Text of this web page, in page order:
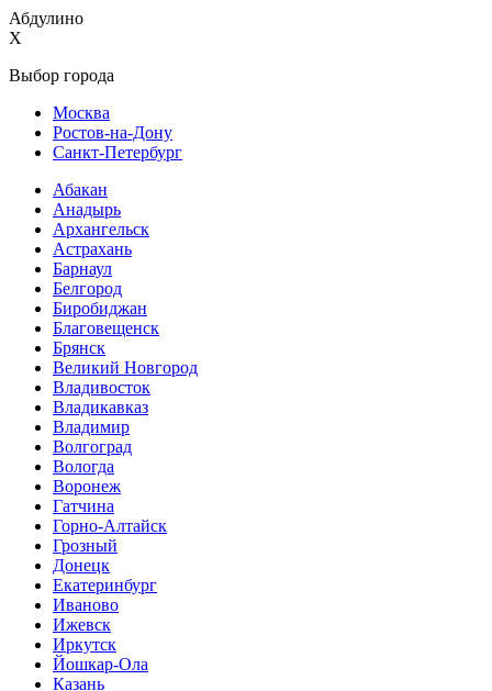
Абдулино
X
Выбор города
Москва
Ростов-на-Дону
Санкт-Петербург
Абакан
Анадырь
Архангельск
Астрахань
Барнаул
Белгород
Биробиджан
Благовещенск
Брянск
Великий Новгород
Владивосток
Владикавказ
Владимир
Волгоград
Вологда
Воронеж
Гатчина
Горно-Алтайск
Грозный
Донецк
Екатеринбург
Иваново
Ижевск
Иркутск
Йошкар-Ола
Казань